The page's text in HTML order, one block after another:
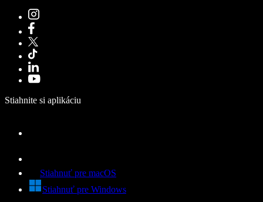
Stiahnite si aplikáciu
Stiahnuť pre macOS
Stiahnuť pre Windows